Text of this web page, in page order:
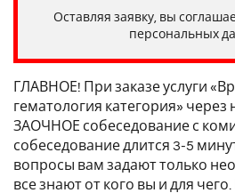
Оставляя заявку, вы
персональных
ГЛАВНОЕ! При заказе услуги
гематология категория» через
ЗАОЧНОЕ собеседование с
собеседование длится 3-5
вопросы вам задают только
все знают от кого вы и для